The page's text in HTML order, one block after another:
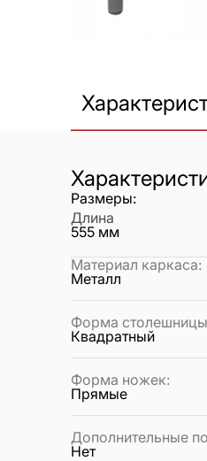
Размеры:
Длина
555 мм
Материал каркаса:
Металл
Форма столешницы
Квадратный
Форма ножек:
Прямые
Дополнительные
Нет